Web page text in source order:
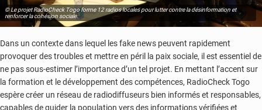
© Le projet RadioCheck Togo forme 12 radios locales pour lutter contre la désinformation et
renforcer la cohésion sociale.
Dans un contexte dans lequel les fake news peuvent rapidement
provoquer des troubles et mettre en péril la paix sociale, il est essentiel de
ne pas sous-estimer l’importance d’un tel projet. En mettant l’accent sur
la formation et le développement des compétences, RadioCheck Togo
espère créer un réseau de radiodiffuseurs bien informés et responsables,
capables de guider la population vers des informations vérifiées et